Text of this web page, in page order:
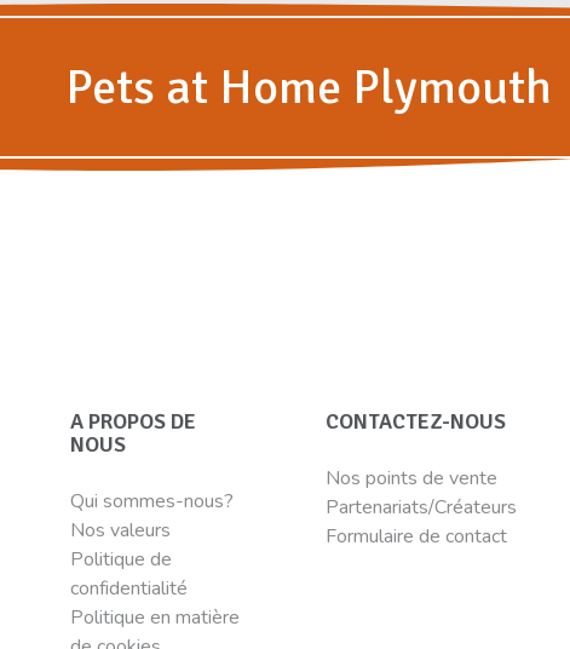
Pets at Home Plymouth
A PROPOS DE
NOUS
Qui sommes-nous?
Nos valeurs
Politique de
confidentialité
Politique en matière
CONTACTEZ-NOUS
Nos points de vente
Partenariats/Créateurs
Formulaire de contact